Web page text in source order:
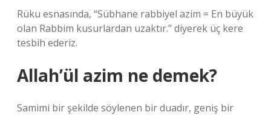
Rüku esnasında, “Sübhane rabbiyel azim = En büyük
olan Rabbim kusurlardan uzaktır.” diyerek üç kere
tesbih ederiz.
Allah’ül azim ne demek?
Samimi bir şekilde söylenen bir duadır, geniş bir